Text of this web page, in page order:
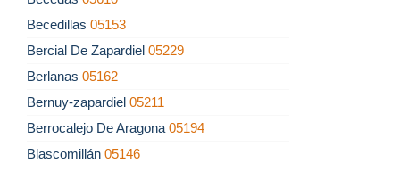
Becedillas 05153
Bercial De Zapardiel 05229
Berlanas 05162
Bernuy-zapardiel 05211
Berrocalejo De Aragona 05194
Blascomillán 05146